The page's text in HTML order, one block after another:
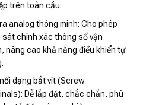
trên toàn cầu.
analog thông minh: Cho phép
sát chính xác thông số vận
nâng cao khả năng điều khiển tự
dạng bắt vít (Screw
Dễ lắp đặt, chắc chắn, phù